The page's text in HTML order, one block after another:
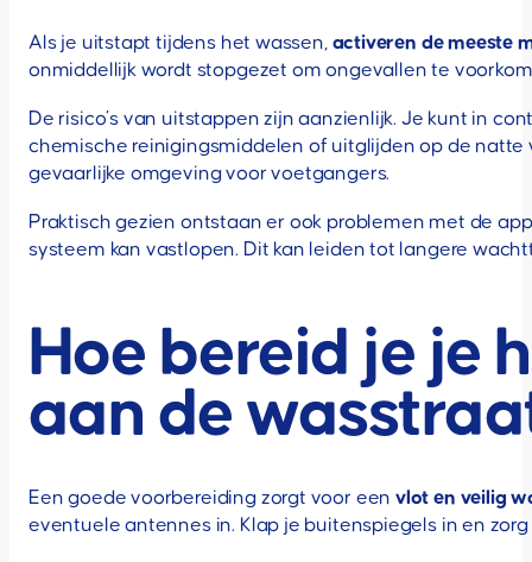
Als je uitstapt tijdens het wassen, activeren de meeste
onmiddellijk wordt stopgezet om ongevallen te
De risico’s van uitstappen zijn aanzienlijk. Je kunt in
chemische reinigingsmiddelen of uitglijden op de
gevaarlijke omgeving voor voetgangers.
Praktisch gezien ontstaan er ook problemen met de
systeem kan vastlopen. Dit kan leiden tot langere
Hoe bereid je je
aan de
Een goede voorbereiding zorgt voor een vlot en veilig
eventuele antennes in. Klap je buitenspiegels in en